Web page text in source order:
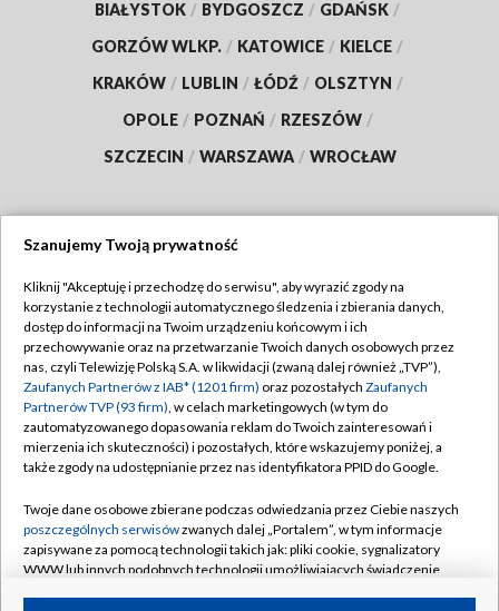
BIAŁYSTOK / BYDGOSZCZ / GDAŃSK /
GORZÓW WLKP. / KATOWICE / KIELCE /
KRAKÓW / LUBLIN / ŁÓDŹ / OLSZTYN /
OPOLE / POZNAŃ / RZESZÓW /
SZCZECIN / WARSZAWA / WROCŁAW
TVP
Abonament TVP
Emisja w TVP
Centrum informacji TVP
Naziemna Telewizja Cyfrowa
Rada Programowa
System NOS
Informacje o nadawcy
Regulamin TVP
Polityka prywatności
Moje zgody
Pomoc
Kontakt
Kanały
Szanujemy Twoją prywatność
Kliknij "Akceptuję i przechodzę do serwisu", aby wyrazić zgody na
korzystanie z technologii automatycznego śledzenia i zbierania danych,
dostęp do informacji na Twoim urządzeniu końcowym i ich
przechowywanie oraz na przetwarzanie Twoich danych osobowych przez
nas, czyli Telewizję Polską S.A. w likwidacji (zwaną dalej również „TVP”),
Zaufanych Partnerów z IAB* (1201 firm) oraz pozostałych Zaufanych
Partnerów TVP (93 firm), w celach marketingowych (w tym do
zautomatyzowanego dopasowania reklam do Twoich zainteresowań i
mierzenia ich skuteczności) i pozostałych, które wskazujemy poniżej, a
także zgody na udostępnianie przez nas identyfikatora PPID do Google.
Twoje dane osobowe zbierane podczas odwiedzania przez Ciebie naszych
poszczególnych serwisówzwanych dalej „Portalem”, w tym informacje
zapisywane za pomocą technologii takich jak: pliki cookie, sygnalizatory
WWW lub innych podobnych technologii umożliwiających świadczenie